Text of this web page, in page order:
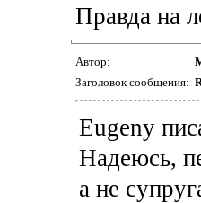
Правда на
Автор:
Заголовок сообщения:
Eugeny
Надеюсь,
а не